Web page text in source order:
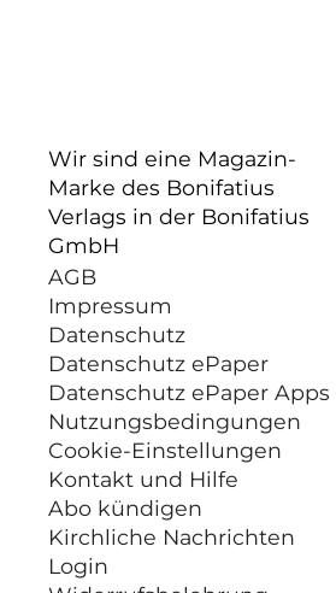
Wir sind eine Magazin-
Marke des Bonifatius
Verlags in der Bonifatius
GmbH
AGB
Impressum
Datenschutz
Datenschutz ePaper
Datenschutz ePaper Apps
Nutzungsbedingungen
Cookie-Einstellungen
Kontakt und Hilfe
Abo kündigen
Kirchliche Nachrichten
Login